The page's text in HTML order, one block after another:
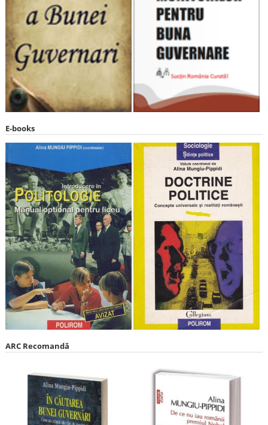
E-books
ARC Recomandă